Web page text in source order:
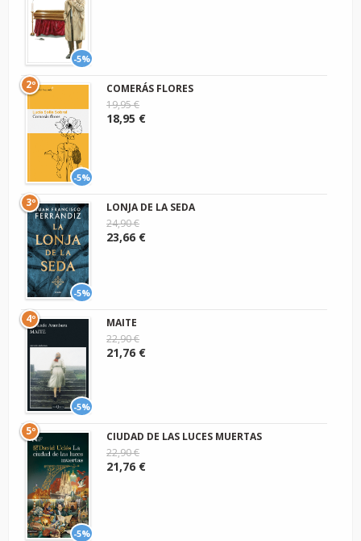
-5%
-5%
2º
COMERÁS FLORES
19,95 €
18,95 €
-5%
3º
LONJA DE LA SEDA
24,90 €
23,66 €
-5%
4º
MAITE
22,90 €
21,76 €
-5%
5º
CIUDAD DE LAS LUCES MUERTAS
22,90 €
21,76 €